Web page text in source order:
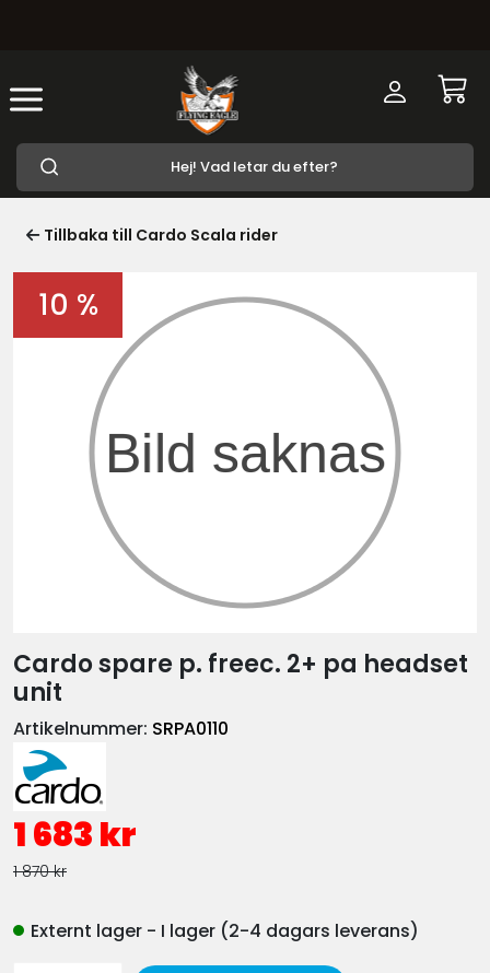
Tillbaka till Cardo Scala rider
10 %
Cardo spare p. freec. 2+ pa headset
unit
Artikelnummer: SRPA0110
1 683 kr
1 870 kr
Externt lager - I lager (2-4 dagars leverans)